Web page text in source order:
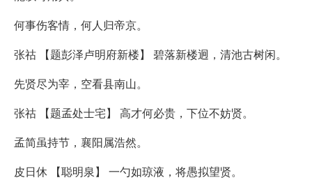
何事伤客情，何人归帝京。
张祜 【题彭泽卢明府新楼】 碧落新楼迥，清池古树闲。
先贤尽为宰，空看县南山。
张祜 【题孟处士宅】 高才何必贵，下位不妨贤。
孟简虽持节，襄阳属浩然。
皮日休 【聪明泉】 一勺如琼液，将愚拟望贤。